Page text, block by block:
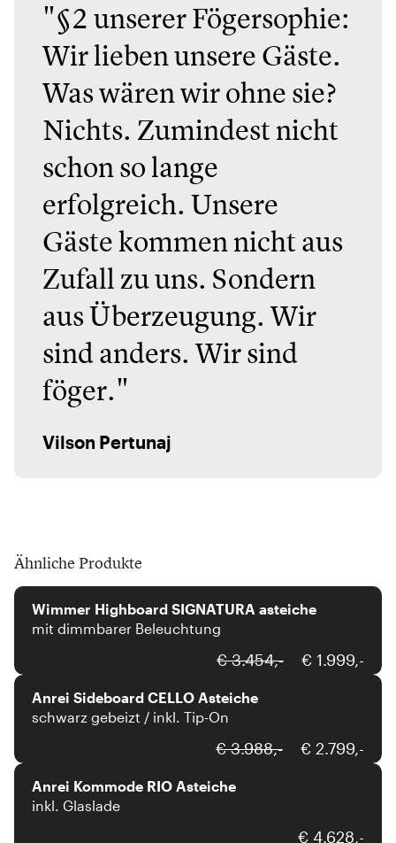
"§2 unserer Fögersophie:
Wir lieben unsere Gäste.
Was wären wir ohne sie?
Nichts. Zumindest nicht
schon so lange
erfolgreich. Unsere
Gäste kommen nicht aus
Zufall zu uns. Sondern
aus Überzeugung. Wir
sind anders. Wir sind
föger."
Vilson Pertunaj
Ähnliche Produkte
Wimmer Highboard SIGNATURA asteiche
mit dimmbarer Beleuchtung
€ 3.454,- € 1.999,-
Anrei
Anrei Sideboard CELLO Asteiche
schwarz gebeizt / inkl. Tip-On
€ 3.988,- € 2.799,-
Anrei
Anrei Kommode RIO Asteiche
inkl. Glaslade
€ 4.628,-
xooon